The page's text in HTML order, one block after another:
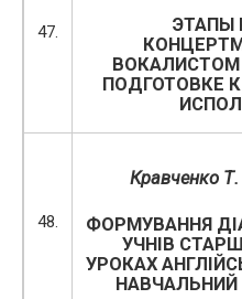
47.
ЭТАПЫ
ПОДГОТОВКЕ
48.
Кравченко
ФОРМУВАННЯ
УЧНІВ
УРОКАХ
НАВЧАЛЬНИЙ